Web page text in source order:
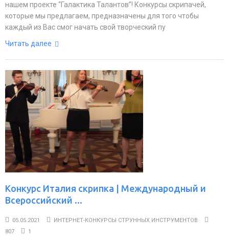
нашем проекте “Галактика Талантов”! Конкурсы скрипачей,
которые мы предлагаем, предназначены для того чтобы
каждый из Вас смог начать свой творческий пу
Читать далее
Конкурс Италия скрипка | Международный и
Всероссийский ...
05.05.2021
ИНТЕРНЕТ-КОНКУРСЫ СТРУННЫХ ИНСТРУМЕНТОВ
807
1